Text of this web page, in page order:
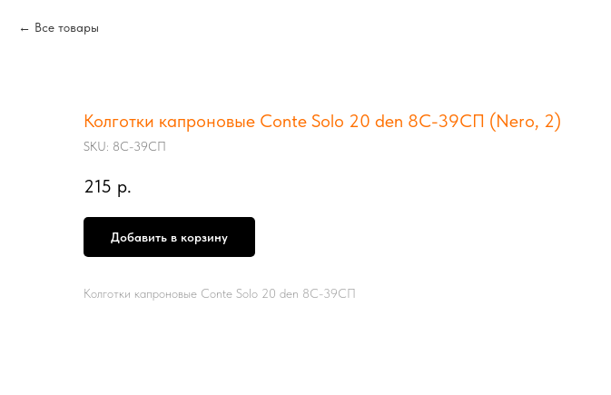
Все товары
Колготки капроновые Conte Solo 20 den 8С-39СП (Nero, 2)
SKU: 8С-39СП
215 р.
Добавить в корзину
Колготки капроновые Conte Solo 20 den 8С-39СП